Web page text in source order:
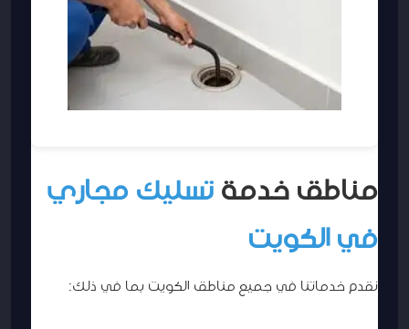
مناطق خدمة تسليك مجاري
في الكويت
نقدم خدماتنا في جميع مناطق الكويت بما في ذلك: